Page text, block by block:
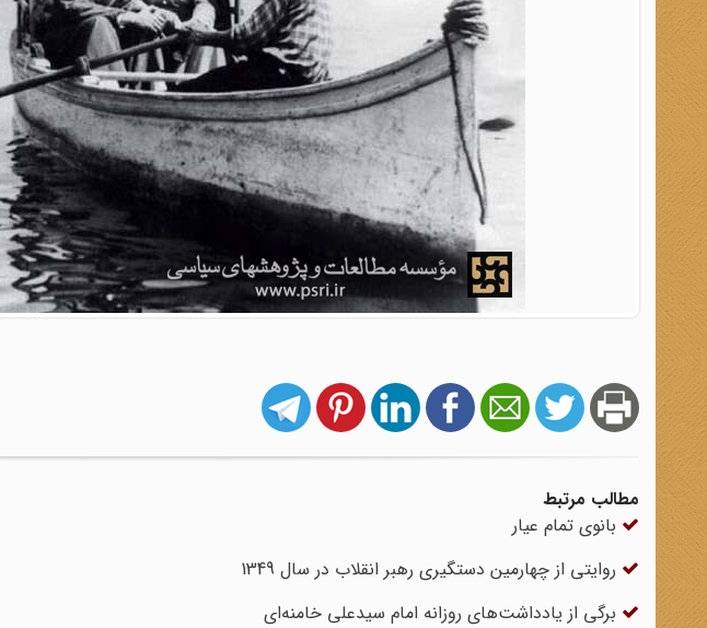
مطالب مرتبط
بانوی تمام عیار
روایتی از چهارمین دستگیری رهبر انقلاب در سال 1349
برگی از یادداشت‌های روزانه امام سیدعلی خامنه‌ای